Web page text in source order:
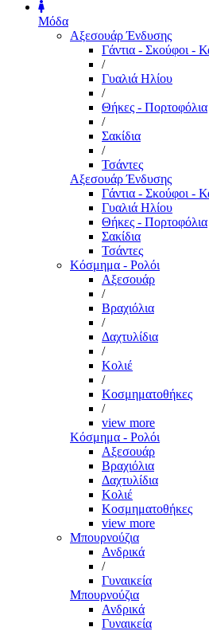
Μόδα
Αξεσουάρ Ένδυσης
Γάντια - Σκούφοι -
/
Γυαλιά Ηλίου
/
Θήκες - Πορτοφόλια
/
Σακίδια
/
Τσάντες
Αξεσουάρ Ένδυσης
Γάντια - Σκούφοι -
Γυαλιά Ηλίου
Θήκες - Πορτοφόλια
Σακίδια
Τσάντες
Κόσμημα - Ρολόι
Αξεσουάρ
/
Βραχιόλια
/
Δαχτυλίδια
/
Κολιέ
/
Κοσμηματοθήκες
/
view more
Κόσμημα - Ρολόι
Αξεσουάρ
Βραχιόλια
Δαχτυλίδια
Κολιέ
Κοσμηματοθήκες
view more
Μπουρνούζια
Ανδρικά
/
Γυναικεία
Μπουρνούζια
Ανδρικά
Γυναικεία